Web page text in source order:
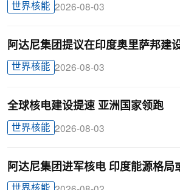
世界核能 2026-08-03
阿达尼集团提议在印度奥里萨邦建
世界核能 2026-08-03
全球核电建设提速 亚洲国家领跑
世界核能 2026-08-03
阿达尼集团进军核电 印度能源格局